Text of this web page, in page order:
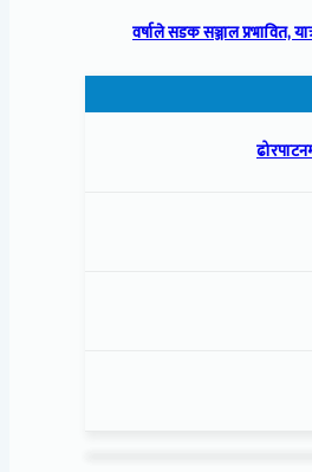
वर्षाले सडक सञ्जाल प्रभावित,